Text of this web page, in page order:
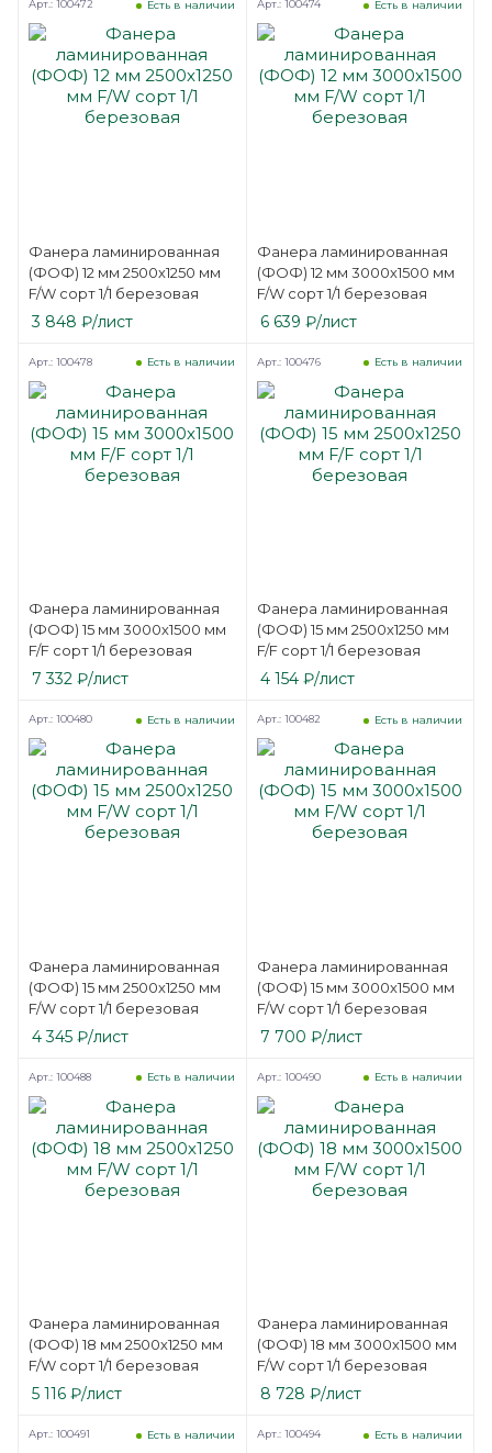
Фанера ламинированная
(ФОФ) 12 мм 2500х1250 мм
F/W сорт 1/1 березовая
Есть в наличии
Арт.: 100472
3 848 ₽/лист
Фанера ламинированная
(ФОФ) 12 мм 3000х1500 мм
F/W сорт 1/1 березовая
Есть в наличии
Арт.: 100474
6 639 ₽/лист
Фанера ламинированная
(ФОФ) 15 мм 3000х1500 мм
F/F сорт 1/1 березовая
Есть в наличии
Арт.: 100478
7 332 ₽/лист
Фанера ламинированная
(ФОФ) 15 мм 2500х1250 мм
F/F сорт 1/1 березовая
Есть в наличии
Арт.: 100476
4 154₽/лист
Фанера ламинированная
(ФОФ) 15 мм 2500х1250 мм
F/W сорт 1/1 березовая
Есть в наличии
Арт.: 100480
4 345 ₽/лист
Фанера ламинированная
(ФОФ) 15 мм 3000х1500 мм
F/W сорт 1/1 березовая
Есть в наличии
Арт.: 100482
7 700 ₽/лист
Фанера ламинированная
(ФОФ) 18 мм 2500х1250 мм
F/W сорт 1/1 березовая
Есть в наличии
Арт.: 100488
5 116 ₽/лист
Фанера ламинированная
(ФОФ) 18 мм 3000х1500 мм
F/W сорт 1/1 березовая
Есть в наличии
Арт.: 100490
8 728 ₽/лист
Есть в наличии
Арт.: 100491 Есть в наличии
Арт.: 100494